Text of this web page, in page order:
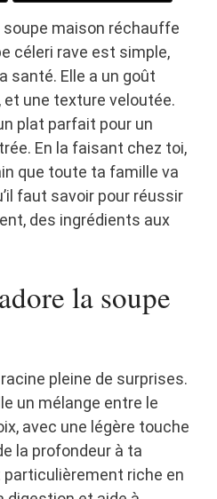
soupe maison réchauffe
céleri rave est simple,
santé. Elle a un goût
et une texture veloutée.
plat parfait pour un
En la faisant chez toi,
que toute ta famille va
faut savoir pour réussir
des ingrédients aux
la soupe
pleine de surprises.
un mélange entre le
avec une légère touche
la profondeur à ta
particulièrement riche en